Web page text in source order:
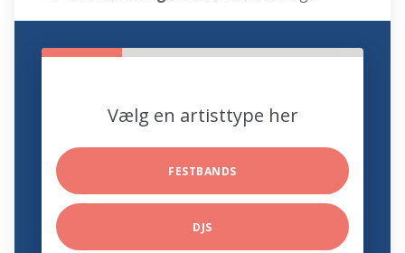
Vælg en artisttype her
FESTBANDS
DJS